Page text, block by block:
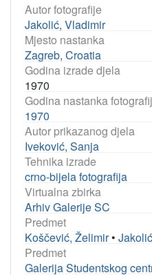
Autor fotografije
Jakolić, Vladimir
Mjesto nastanka
Zagreb, Croatia
Godina izrade djela
1970
Godina nastanka
1970
Autor prikazanog djela
Iveković, Sanja
Tehnika izrade
crno-bijela fotografija
Virtualna zbirka
Arhiv Galerije SC
Predmet
Koščević, Želimir•
Predmet
Galerija Studentskog